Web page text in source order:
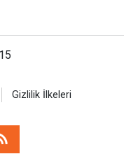
Gizlilik İlkeleri